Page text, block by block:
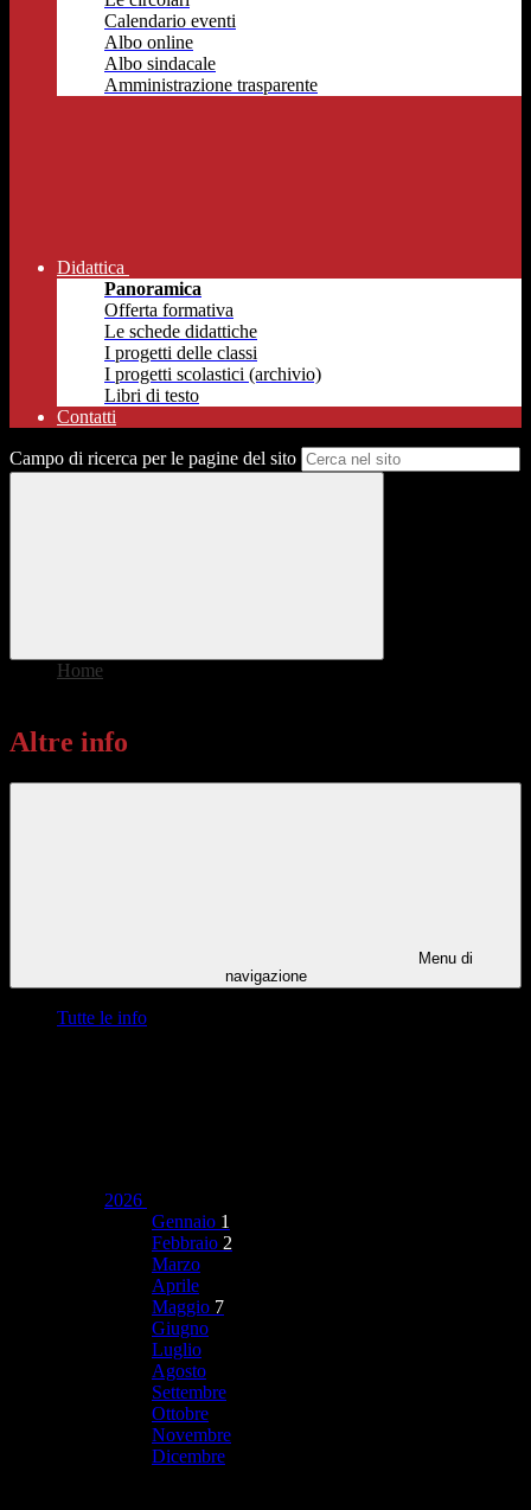
Calendario eventi
Albo online
Albo sindacale
Amministrazione trasparente
Didattica
Panoramica
Offerta formativa
Le schede didattiche
I progetti delle classi
I progetti scolastici (archivio)
Libri di testo
Contatti
Campo di ricerca per le pagine del sito
Home
Altre info
Menu di
navigazione
Tutte le info
2026
Gennaio 1
Febbraio 2
Marzo
Aprile
Maggio 7
Giugno
Luglio
Agosto
Settembre
Ottobre
Novembre
Dicembre